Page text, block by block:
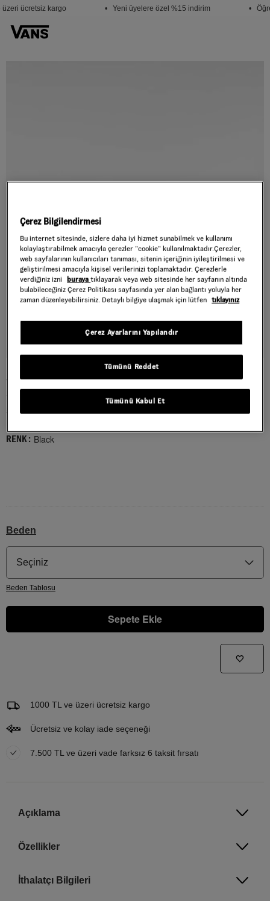
ücretsiz kargo • Yeni üyelere özel %15 indirim •
SUPER LOWPRO AYAKKABI
Style : VN000D83BLA1
5.999,00 TL
RENK : Black
Beden
Seçiniz
Beden Tablosu
Sepete Ekle
Email Adresi
1000 TL ve üzeri ücretsiz kargo
Ücretsiz ve kolay iade seçeneği
7.500 TL ve üzeri vade farksız 6 taksit fırsatı
Açıklama
Özellikler
İthalatçı Bilgileri
Çerez Bilgilendirmesi
Bu internet sitesinde, sizlere daha iyi hizmet sunabilmek ve kullanımı
kolaylaştırabilmek amacıyla çerezler ”cookie” kullanılmaktadır.Çerezler,
web sayfalarının kullanıcıları tanıması, sitenin içeriğinin iyileştirilmesi ve
geliştirilmesi amacıyla kişisel verilerinizi toplamaktadır. Çerezlerle
verdiğiniz izni
burayatıklayarak veya web sitesinde her sayfanın altında
bulabileceğiniz Çerez Politikası sayfasında yer alan bağlantı yoluyla her
zaman düzenleyebilirsiniz. Detaylı bilgiye ulaşmak için lütfen tıklayınız
Tümünü Reddet
Tümünü Kabul Et
Çerez Ayarlarını Yapılandır